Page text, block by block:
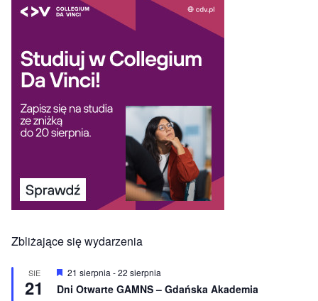
Zbliżające się wydarzenia
SIE
21
W
r
21 sierpnia -22 sierpnia
Dni Otwarte GAMNS – Gdańska Akademia